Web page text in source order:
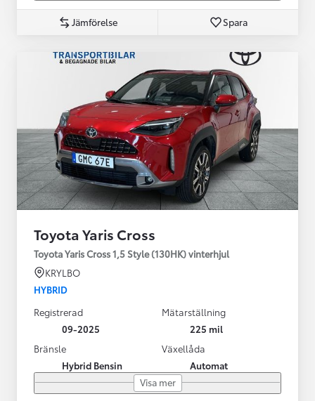
Jämförelse Spara
Toyota Yaris Cross
Toyota Yaris Cross 1,5 Style (130HK) vinterhjul
KRYLBO
HYBRID
Registrerad
09-2025
Mätarställning
225 mil
Bränsle
Hybrid Bensin
Växellåda
Automat
Visa mer